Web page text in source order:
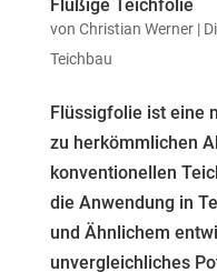
Flüßige Teichfolie
von Christian Werner|
Teichbau
Flüssigfolie ist eine
zu herkömmlichen
konventionellen
die Anwendung in
und Ähnlichem
unvergleichliches